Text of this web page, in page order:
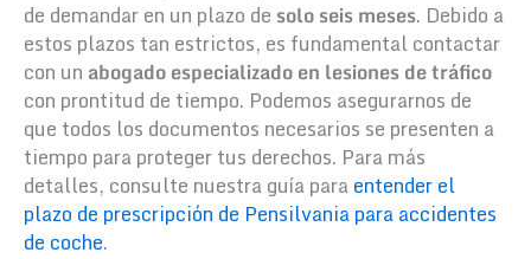
de demandar en un plazo de solo seis meses. Debido a
estos plazos tan estrictos, es fundamental contactar
con un abogado especializado en lesiones de tráfico
con prontitud de tiempo. Podemos asegurarnos de
que todos los documentos necesarios se presenten a
tiempo para proteger tus derechos. Para más
detalles, consulte nuestra guía paraentender el
plazo de prescripción de Pensilvania para accidentes
de coche.